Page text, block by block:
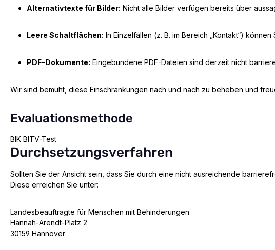
Alternativtexte für Bilder: Nicht alle Bilder verfügen bereits über
Leere Schaltflächen: In Einzelfällen (z. B. im Bereich „Kontakt“)
PDF-Dokumente: Eingebundene PDF-Dateien sind derzeit nicht
Wir sind bemüht, diese Einschränkungen nach und nach zu beheben und
Evaluationsmethode
BIK BITV-Test
Durchsetzungsverfahren
Sollten Sie der Ansicht sein, dass Sie durch eine nicht ausreichende
Diese erreichen Sie unter:
Landesbeauftragte für Menschen mit Behinderungen
Hannah-Arendt-Platz 2
30159 Hannover